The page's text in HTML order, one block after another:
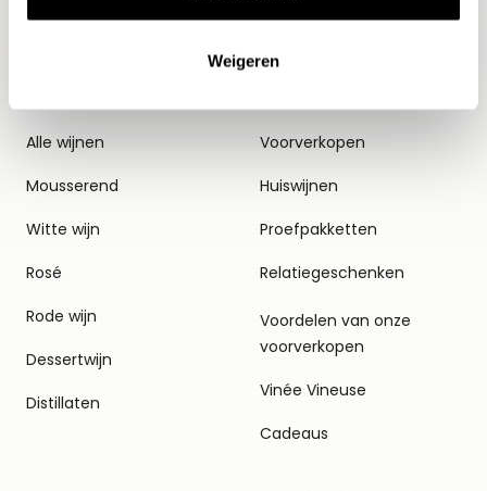
Weigeren
Alle wijnen
Mousserend
Witte wijn
Rosé
Rode wijn
Dessertwijn
Distillaten
Thema's
Voorverkopen
Huiswijnen
Proefpakketten
Relatiegeschenken
Voordelen van onze
voorverkopen
Vinée Vineuse
Cadeaus